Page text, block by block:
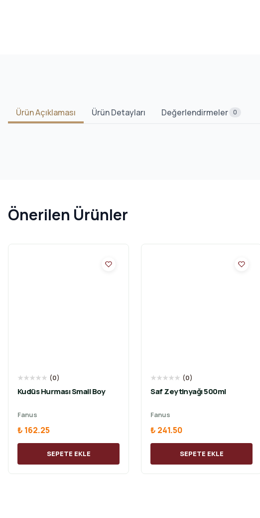
Ürün Açıklaması Ürün Detayları Değerlendirmeler 0
Önerilen Ürünler
★★★★★ (0)
Kudüs Hurması Small Boy
Fanus
₺ 162.25
SEPETE EKLE
★★★★★ (0)
Saf Zeytinyağı 500ml
Fanus
₺ 241.50
SEPETE EKLE